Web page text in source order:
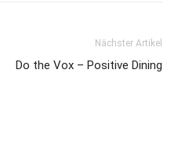
Nächster Artikel
Do the Vox – Positive Dining